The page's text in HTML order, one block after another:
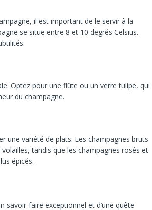
il est important de le servir à la
se situe entre 8 et 10 degrés Celsius.
Optez pour une flûte ou un verretulipe, qui
du champagne.
une variété de plats. Les champagnes bruts
volailles,tandis que les champagnes rosés et
épicés.
savoir-faire exceptionnel et d’une quête